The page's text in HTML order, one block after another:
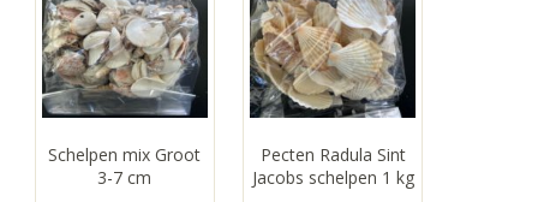
Schelpen mix Groot
3-7 cm
Pecten Radula Sint
Jacobs schelpen 1 kg